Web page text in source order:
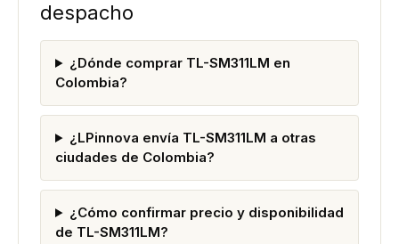
despacho
¿Dónde comprar TL-SM311LM en
Colombia?
¿LPinnova envía TL-SM311LM a otras
ciudades de Colombia?
¿Cómo confirmar precio y disponibilidad
de TL-SM311LM?